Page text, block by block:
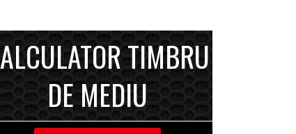
TIMBRU
DE MEDIU